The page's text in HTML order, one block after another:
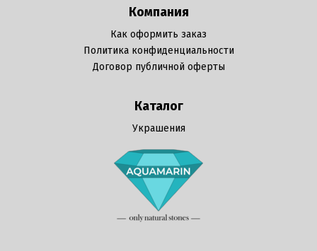
Компания
Как оформить заказ
Политика конфиденциальности
Договор публичной оферты
Каталог
Украшения